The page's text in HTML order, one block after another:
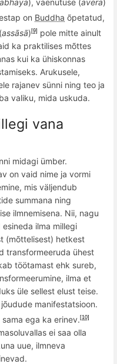
abhaya), vaenutuse (avera)
on Buddha õpetatud,
(assāsā) [9]
pole mitte ainult
ka praktilises mõttes
kui ka ühiskonnas
Arukusele,
rajanev sünni ning teo ja
valiku, mida uskuda.
vana
nni midagi ümber.
on vaid nime ja vormi
, mis väljendub
summana ning
ilmnemisena. Nii, nagu
ilma millegi
(mõttelisest) hetkest
transformeeruda ühest
töötamast ehk sureb,
ilma et
üle sellest elust teise.
õudude manifestatsioon.
sama ega ka erinev. [10]
ei saa olla
uue, ilmneva